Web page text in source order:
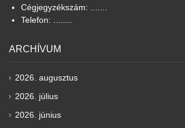
Cégjegyzékszám: .......
Telefon: ........
ARCHÍVUM
2026. augusztus
2026. július
2026. június